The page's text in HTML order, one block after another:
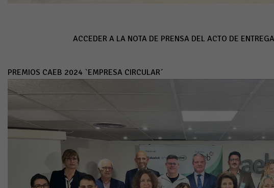
ACCEDER A LA NOTA DE PRENSA DEL ACTO DE
PREMIOS CAEB 2024 `EMPRESA CIRCULAR´